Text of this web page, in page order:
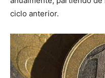
ciclo anterior.